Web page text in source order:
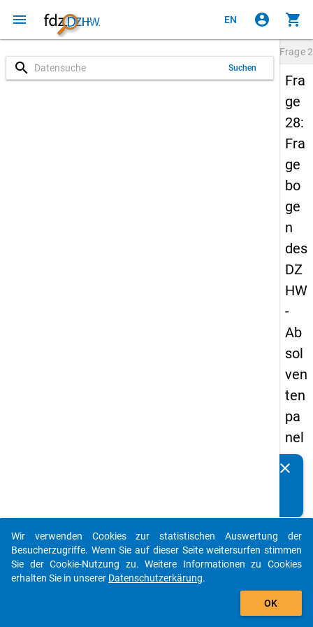
menu EN account_circle shopping_cart
search Suchen
Frage
Fra
ge
28:
Fra
ge
bo
ge
n
des
DZ
HW
-
Ab
sol
ven
ten
pa
nel
s
-
zw
eit
clear
auto_stories
add_shopping_cart
Wir verwenden Cookies zur statistischen Auswertung der
Besucherzugriffe. Wenn Sie auf dieser Seite weitersurfen stimmen
Sie der Cookie-Nutzung zu. Weitere Informationen zu Cookies
erhalten Sie in unserer Datenschutzerkärung.
OK